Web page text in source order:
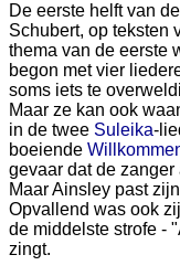
De eerste helft van
Schubert, op teksten
thema van de eerste
begon met vier
soms iets te
Maar ze kan ook
in de twee Suleika-
boeiende
gevaar dat de
Maar Ainsley past
Opvallend was ook
de middelste strofe -
zingt.